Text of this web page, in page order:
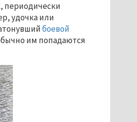
периодически
удочка или
боевой
им попадаются